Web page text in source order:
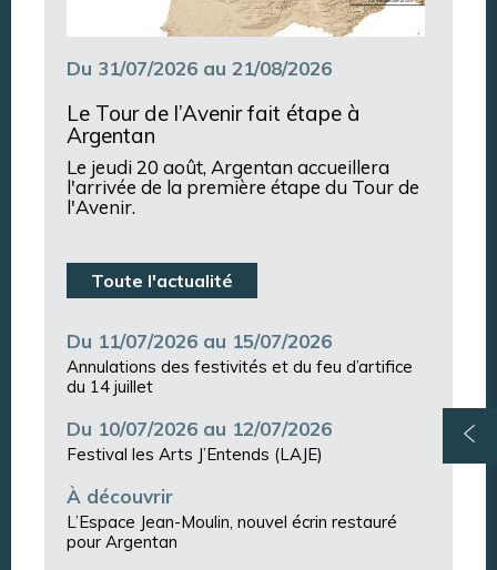
Du 31/07/2026 au 21/08/2026
Le Tour de l’Avenir fait étape à
Argentan
Le jeudi 20 août, Argentan accueillera
l'arrivée de la première étape du Tour de
l'Avenir.
Toute l'actualité
Du 11/07/2026 au 15/07/2026
Annulations des festivités et du feu d’artifice
du 14 juillet
Du 10/07/2026 au 12/07/2026
Festival les Arts J’Entends (LAJE)
À découvrir
L’Espace Jean-Moulin, nouvel écrin restauré
pour Argentan